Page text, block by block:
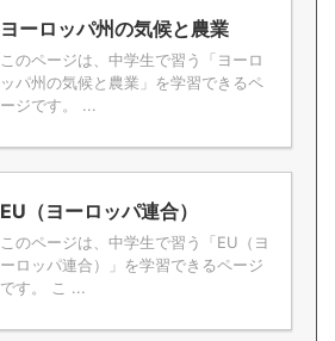
ヨーロッパ州の気候と農業
このページは、中学生で習う「ヨーロ
ッパ州の気候と農業」を学習できるペ
ージです。 ...
EU（ヨーロッパ連合）
このページは、中学生で習う「EU（ヨ
ーロッパ連合）」を学習できるページ
です。 こ ...